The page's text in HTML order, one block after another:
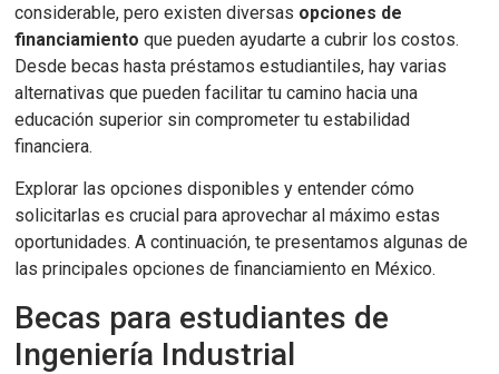
considerable, pero existen diversas opciones de
financiamiento que pueden ayudarte a cubrir los costos.
Desde becas hasta préstamos estudiantiles, hay varias
alternativas que pueden facilitar tu camino hacia una
educación superior sin comprometer tu estabilidad
financiera.
Explorar las opciones disponibles y entender cómo
solicitarlas es crucial para aprovechar al máximo estas
oportunidades. A continuación, te presentamos algunas de
las principales opciones de financiamiento en México.
Becas para estudiantes de
Ingeniería Industrial